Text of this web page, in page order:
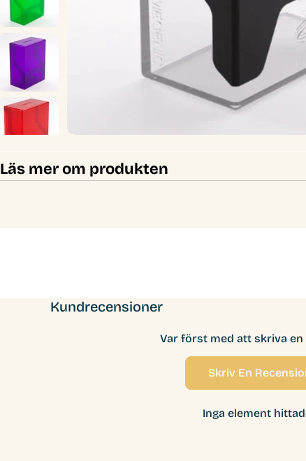
Läs mer om produkten
Kundrecensioner
Var först med att skriva
Skriv En
Inga element